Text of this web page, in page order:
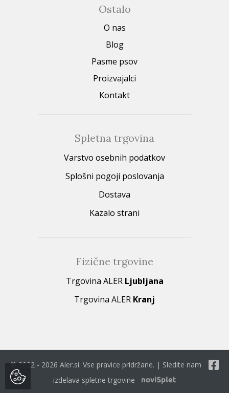
Ostalo
O nas
Blog
Pasme psov
Proizvajalci
Kontakt
Spletna trgovina
Varstvo osebnih podatkov
Splošni pogoji poslovanja
Dostava
Kazalo strani
Fizične trgovine
Trgovina ALER Ljubljana
Trgovina ALER Kranj
© 2022 - 2026 Aler.si. Vse pravice pridržane. | Sledite nam
izdelava spletne trgovine